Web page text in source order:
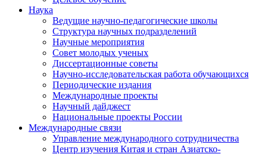
Наука
Ведущие научно-педагогические школы
Структура научных подразделений
Научные мероприятия
Совет молодых ученых
Диссертационные советы
Научно-исследовательская работа обучающихся
Периодические издания
Международные проекты
Научный дайджест
Национальные проекты России
Международные связи
Управление международного сотрудничества
Центр изучения Китая и стран Азиатско-